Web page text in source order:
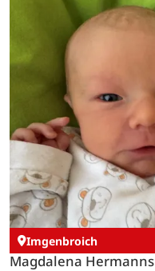
Imgenbroich
Magdalena Hermanns